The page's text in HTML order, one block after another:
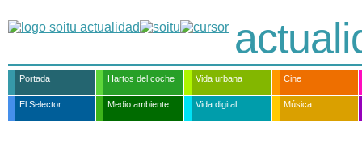
Portada Hartos del coche Vida urbana Cine
El Selector Medio ambiente Vida digital Música